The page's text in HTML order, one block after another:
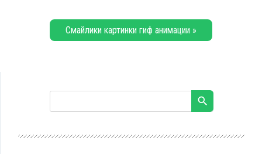
Смайлики картинки гиф анимации »